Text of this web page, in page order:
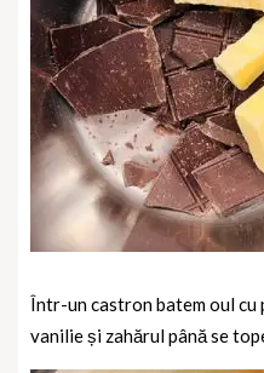
Într-un castron batem oul
vanilie și zahărul până se